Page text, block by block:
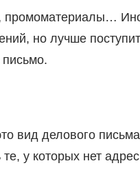
промоматериалы…
но лучше
вид делового
у которых нет